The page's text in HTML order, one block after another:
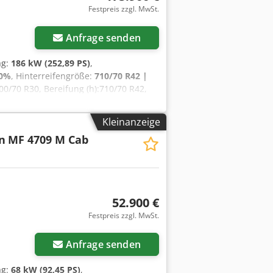
Festpreis zzgl. MwSt.
Anfrage senden
186 kW (252,89 PS),
, Hinterreifengröße: 710/70 R42 |
70 R30, Bereifung (h):710/70 R42,
kW/PS (ISO 14396) Max.
265 kW/PS Max. Drehmoment mit
5D, CR, 4V Abgasnorm
mit Vistronic-Lüfterregelung
EasyCare Kühlerpaket
Dcsdpfx Aovv Dp Nsmksk
Kleinanzeige
MF 4709 M Cab
52.900 €
Festpreis zzgl. MwSt.
Anfrage senden
68 kW (92,45 PS),